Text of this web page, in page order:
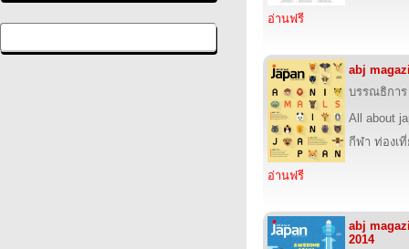
อ่านฟรี
abj
บรรณธิการ
All about
กีฬา ท่องเ
อ่านฟรี
abj
2014